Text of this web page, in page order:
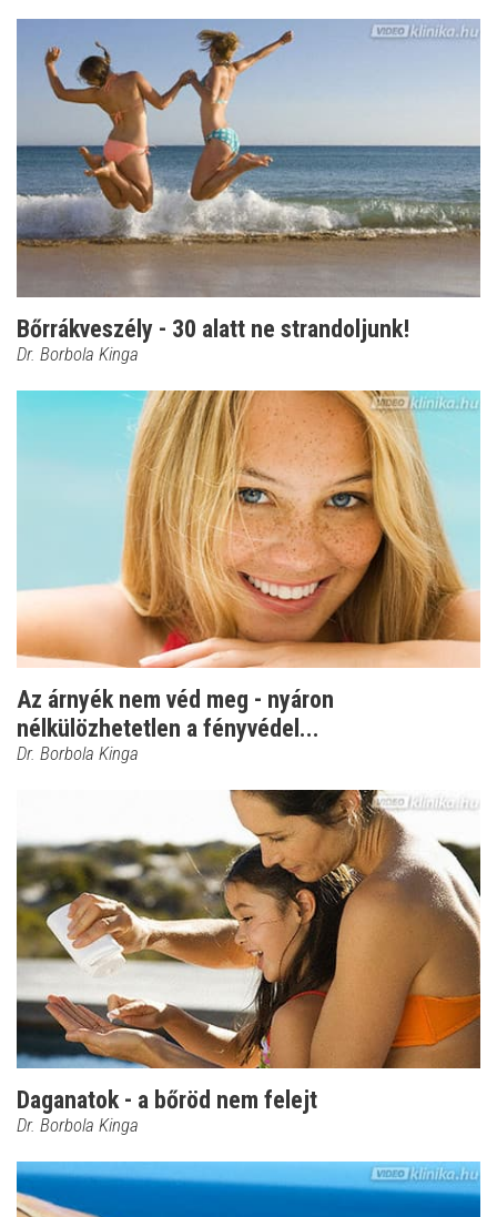
Bőrrákveszély - 30 alatt ne strandoljunk!
Dr. Borbola Kinga
Az árnyék nem véd meg - nyáron
nélkülözhetetlen a fényvédel...
Dr. Borbola Kinga
Daganatok - a bőröd nem felejt
Dr. Borbola Kinga